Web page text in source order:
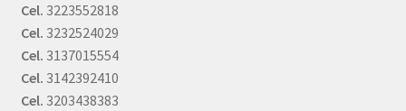
Cel. 3223552818
Cel. 3232524029
Cel. 3137015554
Cel. 3142392410
Cel. 3203438383